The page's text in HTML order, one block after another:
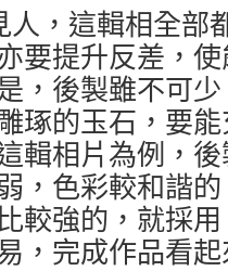
人，這輯相全部
要提升反差，
，後製雖不可
琢的玉石，要
輯相片為例，
，色彩較和諧
較強的，就採
，完成作品看